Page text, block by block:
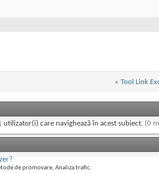
« Tool Link
utilizator(i) care navighează în acest subiect. (0
de promovare, Analiza trafic.